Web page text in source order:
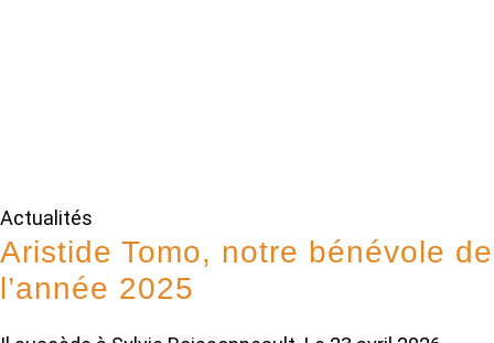
Actualités
Aristide Tomo, notre bénévole de
l’année 2025